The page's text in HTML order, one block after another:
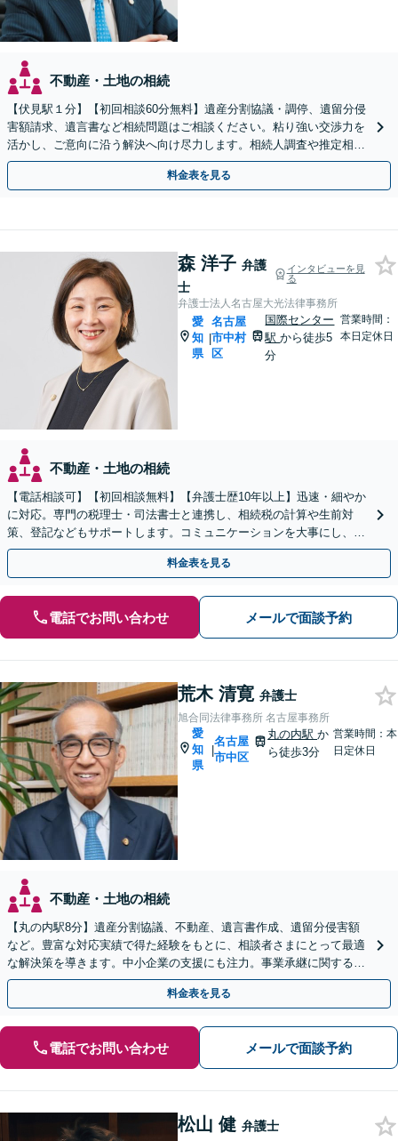
不動産・土地の相続
【伏見駅１分】【初回相談60分無料】遺産分割協議・調停、遺留分侵
害額請求、遺言書など相続問題はご相談ください。粘り強い交渉力を
活かし、ご意向に沿う解決へ向け尽力します。相続人調査や推定相続
人廃除など複雑な件もご相談ください【土日祝対応可】
料金表を見る
森 洋子 弁護
士
インタビューを見
る
弁護士法人名古屋大光法律事務所
愛
知
県
|
名古屋
市中村
区
国際センター
駅から徒歩5
分
営業時間：
本日定休日
不動産・土地の相続
【電話相談可】【初回相談無料】【弁護士歴10年以上】迅速・細やか
に対応。専門の税理士・司法書士と連携し、相続税の計算や生前対
策、登記などもサポートします。コミュニケーションを大事にし、よ
り納得できる解決を目指します【名古屋駅10分】
料金表を見る
電話でお問い合わせ メールで面談予約
荒木 清寛 弁護士
旭合同法律事務所 名古屋事務所
愛
知
県
|
名古屋
市中区
丸の内駅か
ら徒歩3分
営業時間：本
日定休日
不動産・土地の相続
【丸の内駅8分】遺産分割協議、不動産、遺言書作成、遺留分侵害額
など。豊富な対応実績で得た経験をもとに、相談者さまにとって最適
な解決策を導きます。中小企業の支援にも注力。事業承継に関する内
容もお気軽にご相談ください【初回面談無料】
料金表を見る
電話でお問い合わせ メールで面談予約
松山 健 弁護士